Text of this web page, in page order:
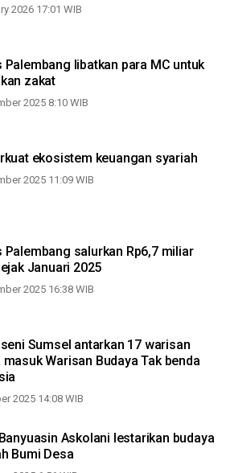
2026 17:01 WIB
Palembang libatkan para MC untuk
zakat
2025 8:10 WIB
ekosistem keuangan syariah
2025 11:09 WIB
Palembang salurkan Rp6,7 miliar
zakat sejak Januari 2025
2025 16:38 WIB
Sumsel antarkan 17 warisan
masuk Warisan Budaya Tak benda
2025 14:08 WIB
Askolani lestarikan budaya
Bumi Desa